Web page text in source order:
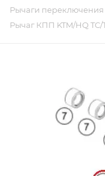
Рычаги
Рычаг КПП KTM/HQ TC/